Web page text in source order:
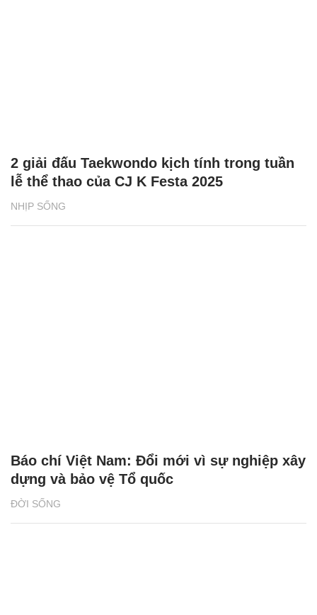
NHỊP SỐNG
2 giải đấu Taekwondo kịch tính trong tuần
lễ thể thao của CJ K Festa 2025
ĐỜI SỐNG
Báo chí Việt Nam: Đổi mới vì sự nghiệp xây
dựng và bảo vệ Tổ quốc